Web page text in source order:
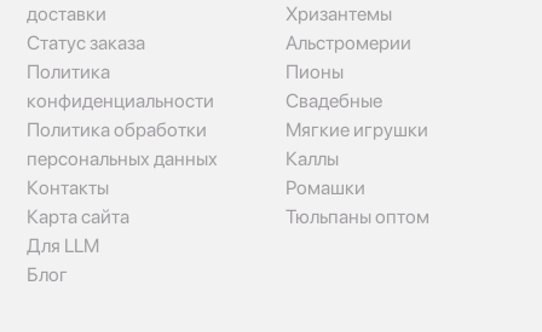
доставки
Статус заказа
Политика
конфиденциальности
Политика обработки
персональных данных
Контакты
Карта сайта
Для LLM
Блог
Хризантемы
Альстромерии
Пионы
Свадебные
Мягкие игрушки
Каллы
Ромашки
Тюльпаны оптом